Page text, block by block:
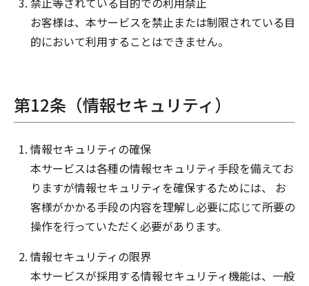
お客様は、本サービスを禁止または制限されている目
的において利用することはできません。
第12条（情報セキュリティ）
情報セキュリティの確保
本サービスは各種の情報セキュリティ手段を備えてお
りますが情報セキュリティを確保するためには、 お
客様がかかる手段の内容を理解し必要に応じて所要の
操作を行っていただく必要があります。
情報セキュリティの限界
本サービスが採用する情報セキュリティ機能は、一般